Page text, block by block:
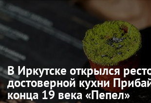
В Иркутске открылся
достоверной кухни
конца 19 века «Пепел»